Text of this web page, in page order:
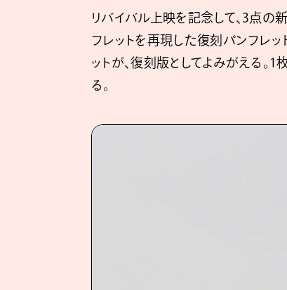
リバイバル上映を記念して、3点の
フレットを再現した復刻パンフレ
ットが、復刻版としてよみがえる。
る。